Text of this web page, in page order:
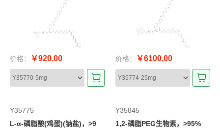
价格： ￥920.00 价格： ￥6100.00
Y35775
L-α-磷脂酸(鸡蛋)(钠盐)，>9
Y35845
1,2-磷脂PEG生物素，>95%